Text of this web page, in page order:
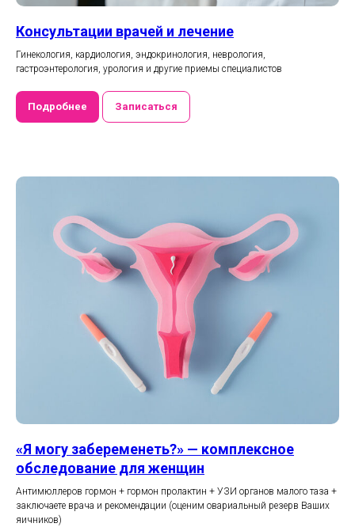
Консультации врачей и лечение
Гинекология, кардиология, эндокринология, неврология,
гастроэнтерология, урология и другие приемы специалистов
Подробнее Записаться
«Я могу забеременеть?» — комплексное
обследование для женщин
Антимюллеров гормон + гормон пролактин + УЗИ органов малого таза +
заключаете врача и рекомендации (оценим овариальный резерв Ваших
яичников)